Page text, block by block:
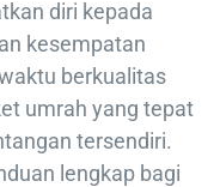
diri kepada
kesempatan
berkualitas
umrah yang tepat
tersendiri.
lengkap bagi